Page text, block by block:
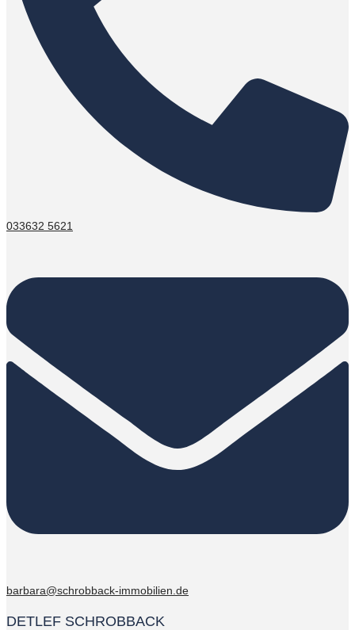
033632 5621
barbara@schrobback-immobilien.de
DETLEF SCHROBBACK